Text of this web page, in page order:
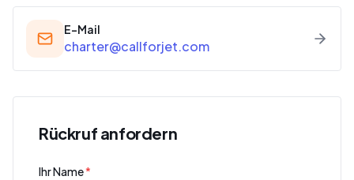
E-Mail
charter@callforjet.com
Rückruf anfordern
Ihr Name*